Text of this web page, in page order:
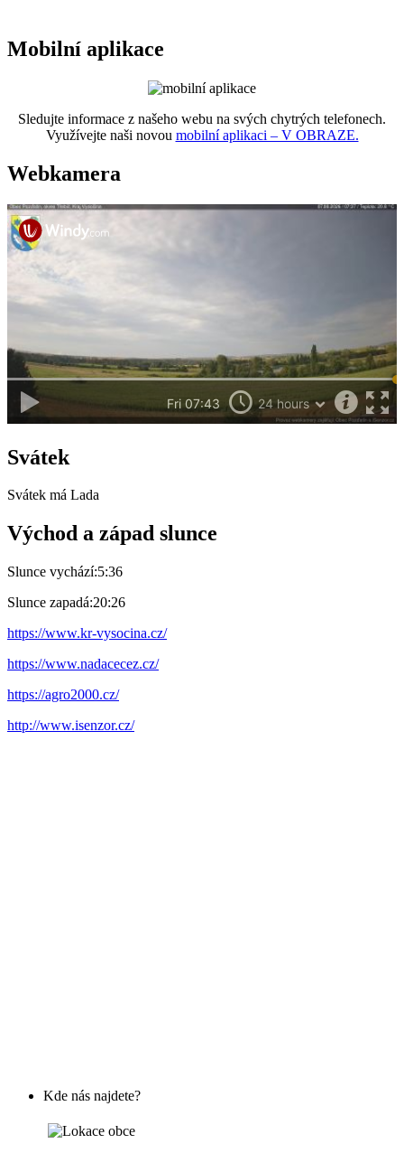
Mobilní aplikace
Sledujte informace z našeho webu na svých chytrých telefonech.
Využívejte naši novou mobilní aplikaci – V OBRAZE.
Webkamera
Svátek
Svátek má Lada
Východ a západ slunce
Slunce vychází:5:36
Slunce zapadá:20:26
https://www.kr-vysocina.cz/
https://www.nadacecez.cz/
https://agro2000.cz/
http://www.isenzor.cz/
Kde nás najdete?